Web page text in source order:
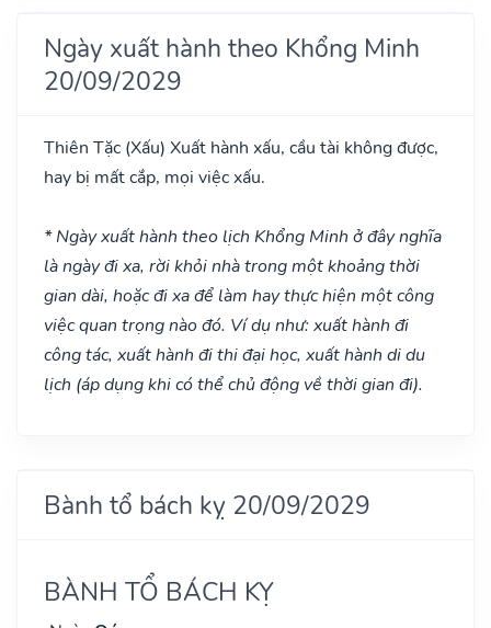
Ngày xuất hành theo Khổng Minh
20/09/2029
Thiên Tặc (Xấu) Xuất hành xấu, cầu tài không được,
hay bị mất cắp, mọi việc xấu.
* Ngày xuất hành theo lịch Khổng Minh ở đây nghĩa
là ngày đi xa, rời khỏi nhà trong một khoảng thời
gian dài, hoặc đi xa để làm hay thực hiện một công
việc quan trọng nào đó. Ví dụ như: xuất hành đi
công tác, xuất hành đi thi đại học, xuất hành di du
lịch (áp dụng khi có thể chủ động về thời gian đi).
Bành tổ bách kỵ 20/09/2029
BÀNH TỔ BÁCH KỴ